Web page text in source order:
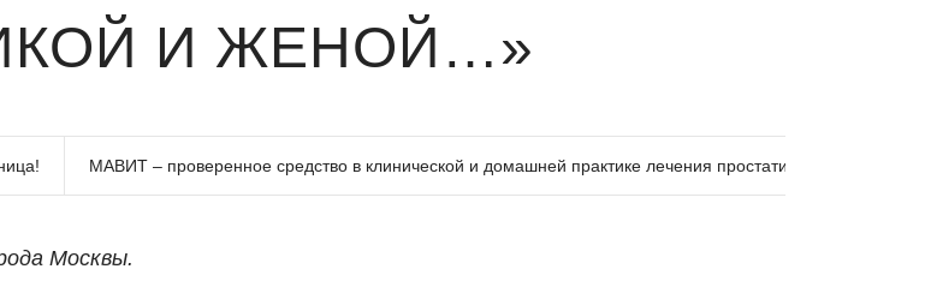
И ЖЕНОЙ…»
МАВИТ – проверенное средство в клинической и домашней практике лечения простатита
Москвы.